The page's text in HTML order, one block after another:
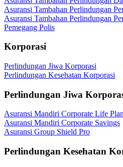
Asuransi Tambahan Perlindungan
Asuransi Tambahan Perlindungan
Pemegang Polis
Korporasi
Perlindungan Jiwa Korporasi
Perlindungan Kesehatan Korporasi
Perlindungan Jiwa
Asuransi Mandiri Corporate Life
Asuransi Mandiri Corporate Savings
Asuransi Group Shield Pro
Perlindungan Kesehatan